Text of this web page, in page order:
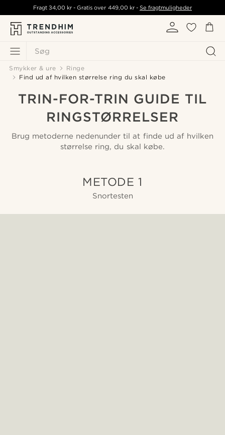
Søg
Fragt34,00 kr - Gratis over 449,00 kr- Se fragtmuligheder
Smykker & ure
Ringe
Find ud af hvilken størrelse ring du skal købe
TRIN-FOR-TRIN GUIDE TIL
RINGSTØRRELSER
Brug metoderne nedenunder til at finde ud af hvilken
størrelse ring, du skal købe.
METODE 1
Snortesten